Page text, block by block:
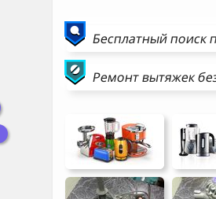
Бесплатный поиск
Ремонтвытяжек